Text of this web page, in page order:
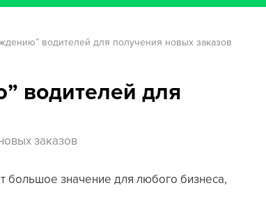
водителей для получения новых заказов
водителей для
заказов
большое значение для любого бизнеса,